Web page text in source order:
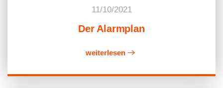
11/10/2021
Der Alarmplan
weiterlesen